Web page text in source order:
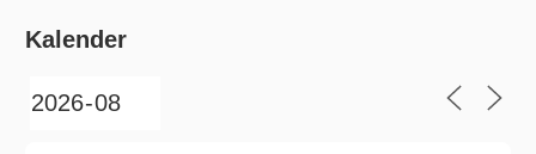
Kalender